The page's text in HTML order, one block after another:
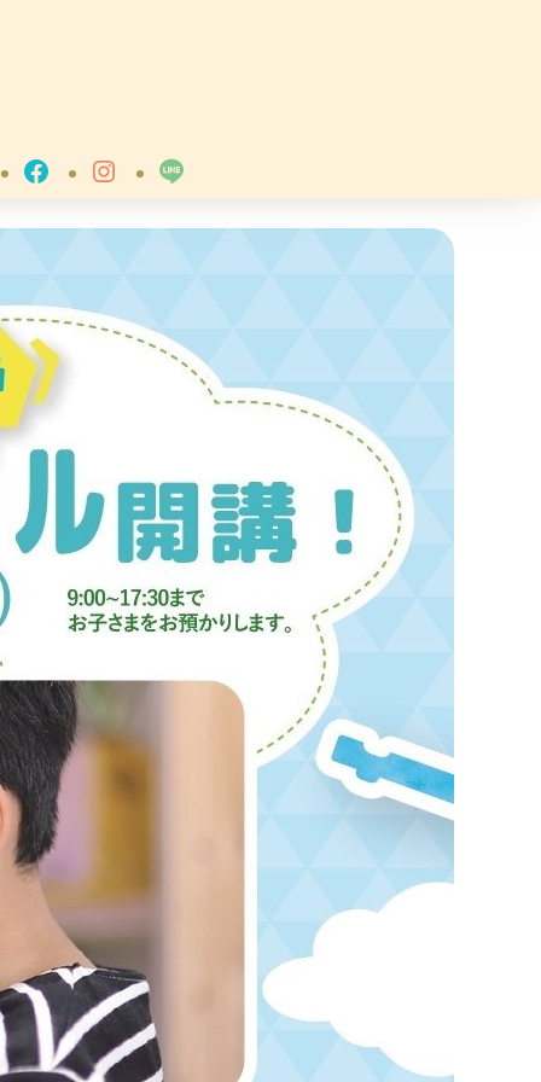
FacebookInstagram
LINE